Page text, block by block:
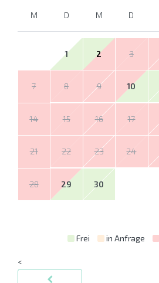
M D M D
1 2 3
7 8 9 10
14 15 16 17
21 22 23 24
28 29 30
Frei in Anfrage
<